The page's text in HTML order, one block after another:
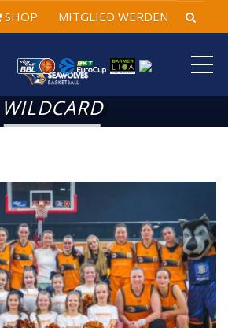
SHOP MITGLIED WERDEN
WILDCARD